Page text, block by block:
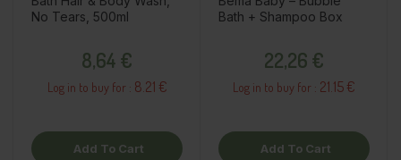
No Tears, 500ml
8,64 €
Log in to buy for : 8.21 €
Add To Cart
Bath + Shampoo Box
22,26 €
Log in to buy for : 21.15 €
Add To Cart